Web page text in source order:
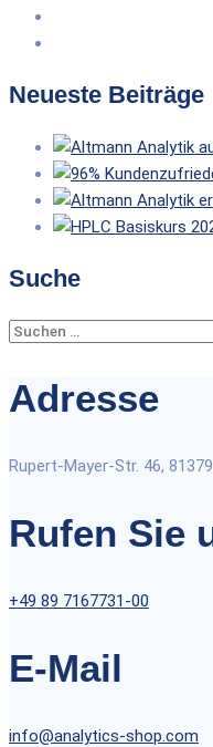
Neueste Beiträge
Suche
Suchen
Adresse
Rupert-Mayer-Str. 46,
Rufen Sie
+49 89 7167731-00
E-Mail
info@analytics-shop.com